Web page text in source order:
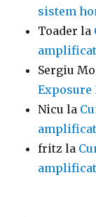
sistem
Toader la
Sergiu
Exposure
Nicu la
fritz la